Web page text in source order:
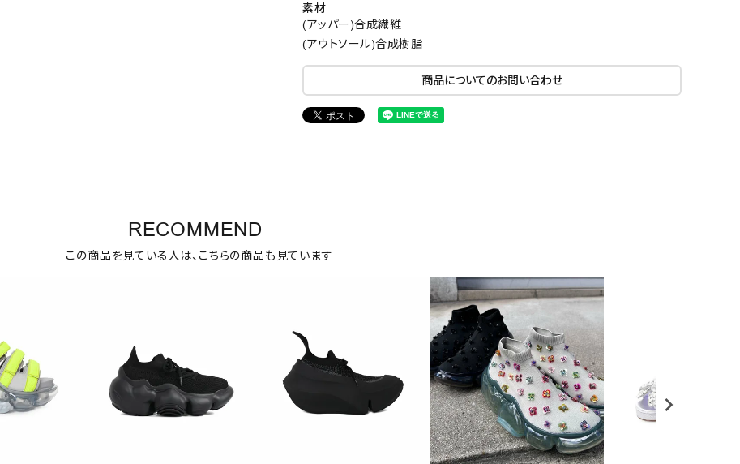
素材
(アッパー)合成繊維
(アウトソール)合成樹脂
商品についてのお問い合わせ
RECOMMEND
この商品を見ている人は、こちらの商品も見ています